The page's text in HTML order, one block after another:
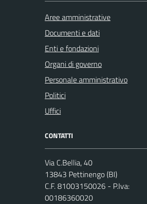
Aree amministrative
Documenti e dati
Enti e fondazioni
Organi di governo
Personale amministrativo
Politici
Uffici
CONTATTI
Via C.Bellia, 40
13843 Pettinengo (BI)
C.F. 81003150026 - P.Iva:
00186360020